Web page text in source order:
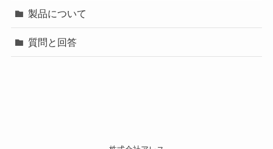
製品について
質問と回答